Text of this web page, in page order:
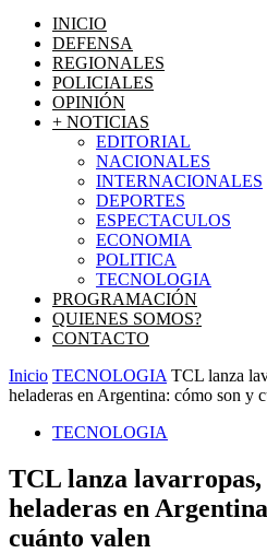
INICIO
DEFENSA
REGIONALES
POLICIALES
OPINIÓN
+ NOTICIAS
EDITORIAL
NACIONALES
INTERNACIONALES
DEPORTES
ESPECTACULOS
ECONOMIA
POLITICA
TECNOLOGIA
PROGRAMACIÓN
QUIENES SOMOS?
CONTACTO
Inicio TECNOLOGIA TCL lanza
heladeras en Argentina: cómo son y
TECNOLOGIA
TCL lanza lavarropas,
heladeras en
cuánto valen